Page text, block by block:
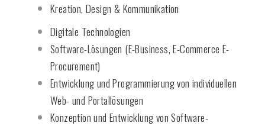
Kreation, Design & Kommunikation
Digitale Technologien
Software-Lösungen (E-Business, E-Commerce E-
Procurement)
Entwicklung und Programmierung von individuellen
Web- und Portallösungen
Konzeption und Entwicklung von Software-